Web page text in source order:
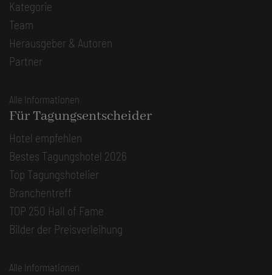
Kategorie
Team
Herausgeber & Autoren
Partner
Alle Informationen
Für Tagungsentscheider
Hotel empfehlen
Bestes Tagungshotel 2026
Top Tagungshotelier
Branchentreff
TOP 250 Hall of Fame
Bilder der Preisverleihung
Alle Informationen